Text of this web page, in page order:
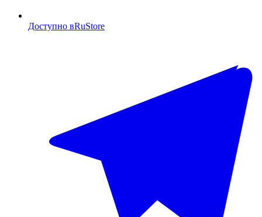
Доступно вRuStore